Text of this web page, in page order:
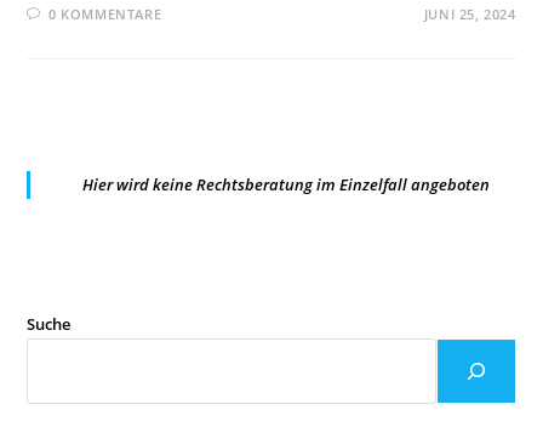
0 KOMMENTARE JUNI 25, 2024
Hier wird keine Rechtsberatung im Einzelfall angeboten
Suche